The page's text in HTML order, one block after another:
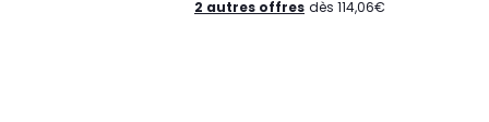
2 autres offres dès 114,06€